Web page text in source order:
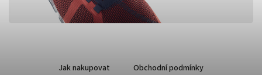
Jak nakupovat
Obchodní podmínky